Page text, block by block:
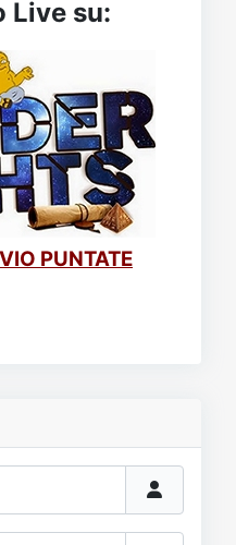
Live su:
PUNTATE